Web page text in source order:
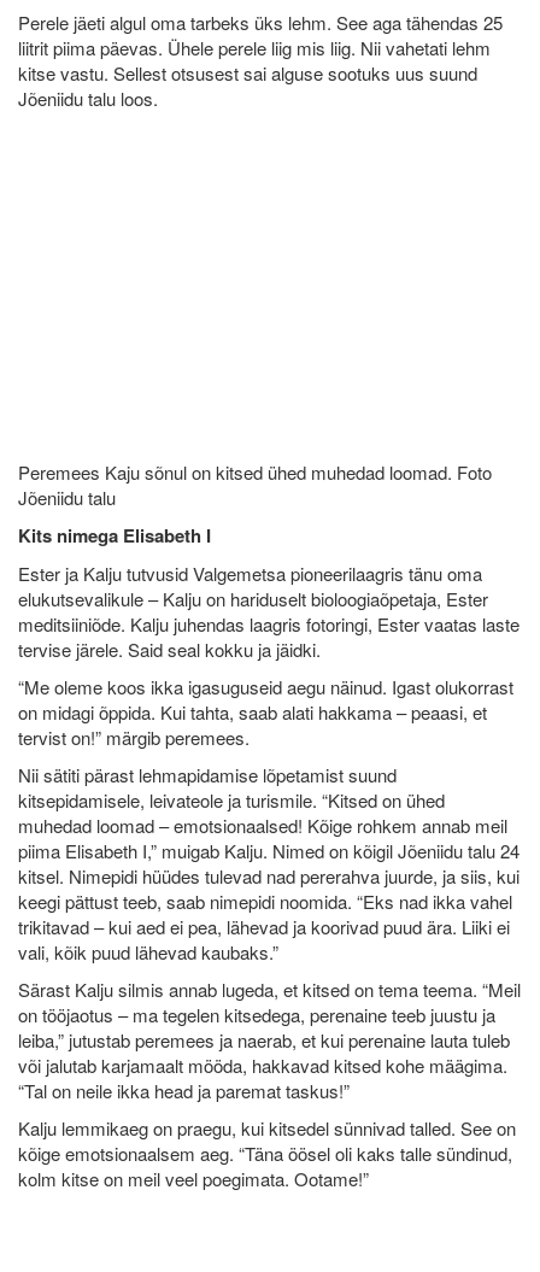
Perele jäeti algul oma tarbeks üks lehm. See aga tähendas 25
liitrit piima päevas. Ühele perele liig mis liig. Nii vahetati lehm
kitse vastu. Sellest otsusest sai alguse sootuks uus suund
Jõeniidu talu loos.
Peremees Kaju sõnul on kitsed ühed muhedad loomad. Foto
Jõeniidu talu
Kits nimega Elisabeth I
Ester ja Kalju tutvusid Valgemetsa pioneerilaagris tänu oma
elukutsevalikule – Kalju on hariduselt bioloogiaõpetaja, Ester
meditsiiniõde. Kalju juhendas laagris fotoringi, Ester vaatas laste
tervise järele. Said seal kokku ja jäidki.
“Me oleme koos ikka igasuguseid aegu näinud. Igast olukorrast
on midagi õppida. Kui tahta, saab alati hakkama – peaasi, et
tervist on!” märgib peremees.
Nii sätiti pärast lehmapidamise lõpetamist suund
kitsepidamisele, leivateole ja turismile. “Kitsed on ühed
muhedad loomad – emotsionaalsed! Kõige rohkem annab meil
piima Elisabeth I,” muigab Kalju. Nimed on kõigil Jõeniidu talu 24
kitsel. Nimepidi hüüdes tulevad nad pererahva juurde, ja siis, kui
keegi pättust teeb, saab nimepidi noomida. “Eks nad ikka vahel
trikitavad – kui aed ei pea, lähevad ja koorivad puud ära. Liiki ei
vali, kõik puud lähevad kaubaks.”
Särast Kalju silmis annab lugeda, et kitsed on tema teema. “Meil
on tööjaotus – ma tegelen kitsedega, perenaine teeb juustu ja
leiba,” jutustab peremees ja naerab, et kui perenaine lauta tuleb
või jalutab karjamaalt mööda, hakkavad kitsed kohe määgima.
“Tal on neile ikka head ja paremat taskus!”
Kalju lemmikaeg on praegu, kui kitsedel sünnivad talled. See on
kõige emotsionaalsem aeg. “Täna öösel oli kaks talle sündinud,
kolm kitse on meil veel poegimata. Ootame!”